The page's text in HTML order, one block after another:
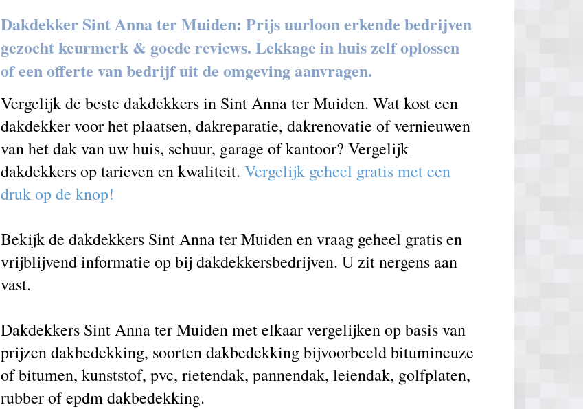
Dakdekker Sint Anna ter Muiden: Prijs uurloon erkende bedrijven
gezocht keurmerk & goede reviews. Lekkage in huis zelf oplossen
of een offerte van bedrijf uit de omgeving aanvragen.
Vergelijk de beste dakdekkers in Sint Anna ter Muiden. Wat kost een
dakdekker voor het plaatsen, dakreparatie, dakrenovatie of vernieuwen
van het dak van uw huis, schuur, garage of kantoor? Vergelijk
dakdekkers op tarieven en kwaliteit.Vergelijk geheel gratis met een
druk op de knop!
Bekijk de dakdekkers Sint Anna ter Muiden en vraag geheel gratis en
vrijblijvend informatie op bij dakdekkersbedrijven. U zit nergens aan
vast.
Dakdekkers Sint Anna ter Muiden met elkaar vergelijken op basis van
prijzen dakbedekking, soorten dakbedekking bijvoorbeeld bitumineuze
of bitumen, kunststof, pvc, rietendak, pannendak, leiendak, golfplaten,
rubber of epdm dakbedekking.